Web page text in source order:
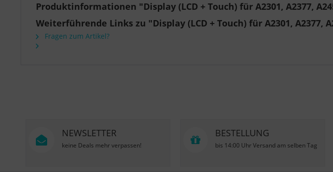
Produktinformationen "Display (LCD + Touch) für A2301, A2377,
Weiterführende Links zu "Display (LCD + Touch) für A2301, A2377,
Fragen zum Artikel?
NEWSLETTER
keine Deals mehr verpassen!
BESTELLUNG
bis 14:00 Uhr Versand am selben Tag